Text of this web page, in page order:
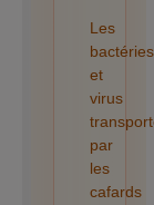
Les
bactéries
et
virus
par
les
cafards